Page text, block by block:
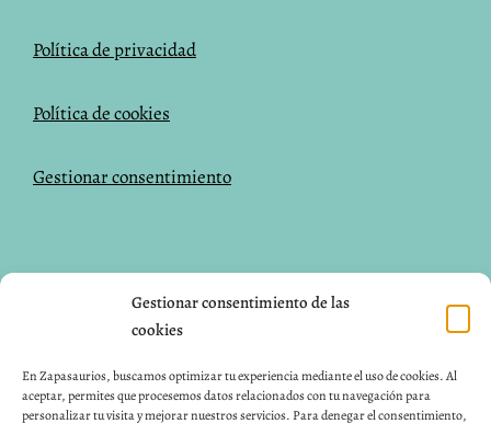
Gestionar consentimiento de las
cookies
En Zapasaurios, buscamos optimizar tu experiencia mediante el uso de cookies. Al
aceptar, permites que procesemos datos relacionados con tu navegación para
personalizar tu visita y mejorar nuestros servicios. Para denegar el consentimiento,
Política de privacidad
Política de cookies
Gestionar consentimiento
Instagram
Pinterest
CONTACTO